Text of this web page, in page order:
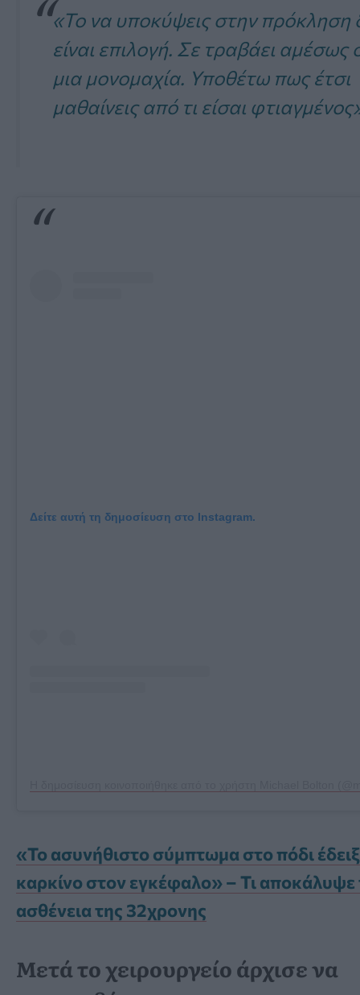
«Το να υποκύψεις στην πρόκληση
είναι επιλογή. Σε τραβάει αμέσως
μια μονομαχία. Υποθέτω πως έτσι
μαθαίνεις από τι είσαι
Δείτε αυτή τη δημοσίευση στο Instagram.
«Το ασυνήθιστο σύμπτωμα στο πόδι
καρκίνο στον εγκέφαλο» – Τι αποκάλυψε
ασθένεια της 32χρονης
Μετά το χειρουργείο άρχισε να